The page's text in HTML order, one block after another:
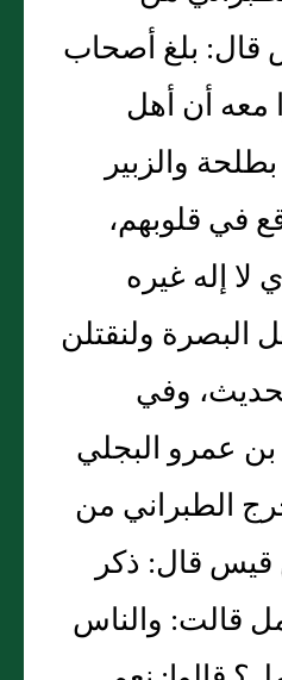
بلغ أصحاب
أن أهل
والزبير
في قلوبهم،
إله غيره
البصرة ولنقتلن
وفي
عمرو البجلي
الطبراني من
قال: ذكر
قالت: والناس